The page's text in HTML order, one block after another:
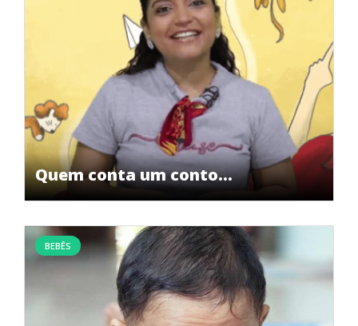
Quem conta um conto…
BEBÊS